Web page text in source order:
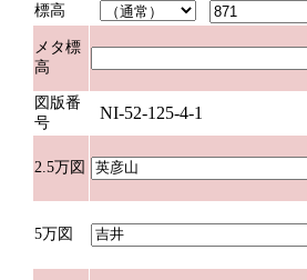
標高
メタ標
高
図版番
号
NI-52-125-4-1
2.5万図
5万図